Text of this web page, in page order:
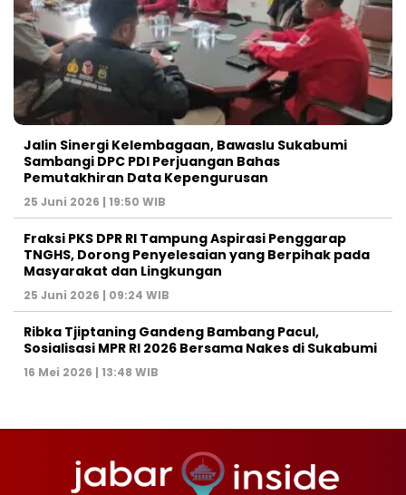
Jalin Sinergi Kelembagaan, Bawaslu Sukabumi
Sambangi DPC PDI Perjuangan Bahas
Pemutakhiran Data Kepengurusan
25 Juni 2026 | 19:50 WIB
‎Fraksi PKS DPR RI Tampung Aspirasi Penggarap
TNGHS, Dorong Penyelesaian yang Berpihak pada
Masyarakat dan Lingkungan‎
25 Juni 2026 | 09:24 WIB
Ribka Tjiptaning Gandeng Bambang Pacul,
Sosialisasi MPR RI 2026 Bersama Nakes di Sukabumi
16 Mei 2026 | 13:48 WIB